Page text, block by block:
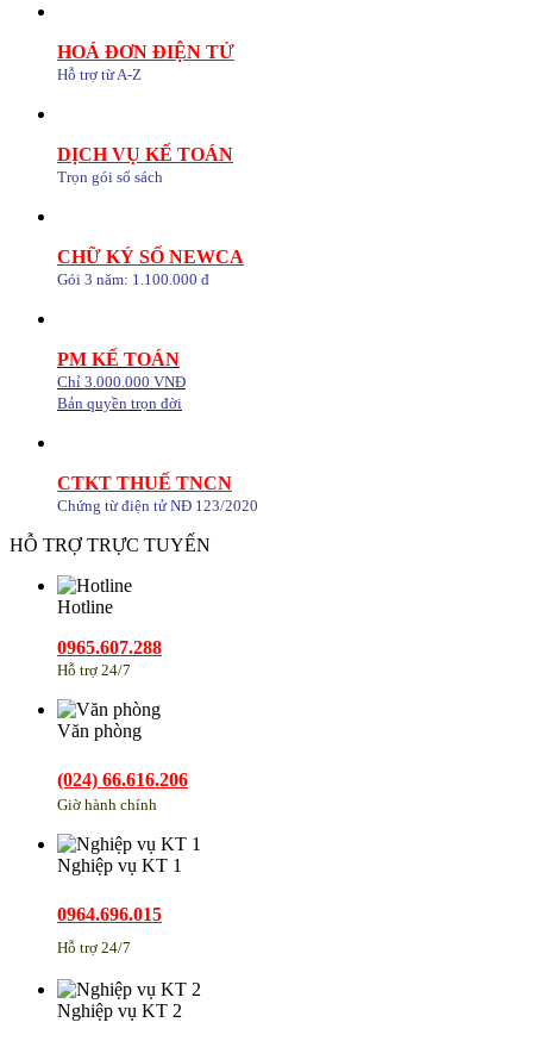
HOÁ ĐƠN ĐIỆN TỬ
Hỗ trợ từ A-Z
DỊCH VỤ KẾ TOÁN
Trọn gói sổ sách
CHỮ KÝ SỐ NEWCA
Gói 3 năm: 1.100.000 đ
PM KẾ TOÁN
Chỉ 3.000.000 VNĐ
Bản quyền trọn đời
CTKT THUẾ TNCN
Chứng từ điện tử NĐ 123/2020
HỖ TRỢ TRỰC TUYẾN
Hotline
0965.607.288
Hỗ trợ 24/7
Văn phòng
(024) 66.616.206
Giờ hành chính
Nghiệp vụ KT 1
0964.696.015
Hỗ trợ 24/7
Nghiệp vụ KT 2